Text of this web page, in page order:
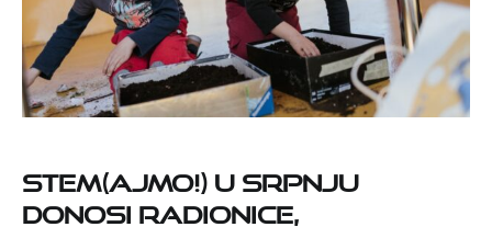
STEM(AJMO!) u srpnju
donosi radionice,